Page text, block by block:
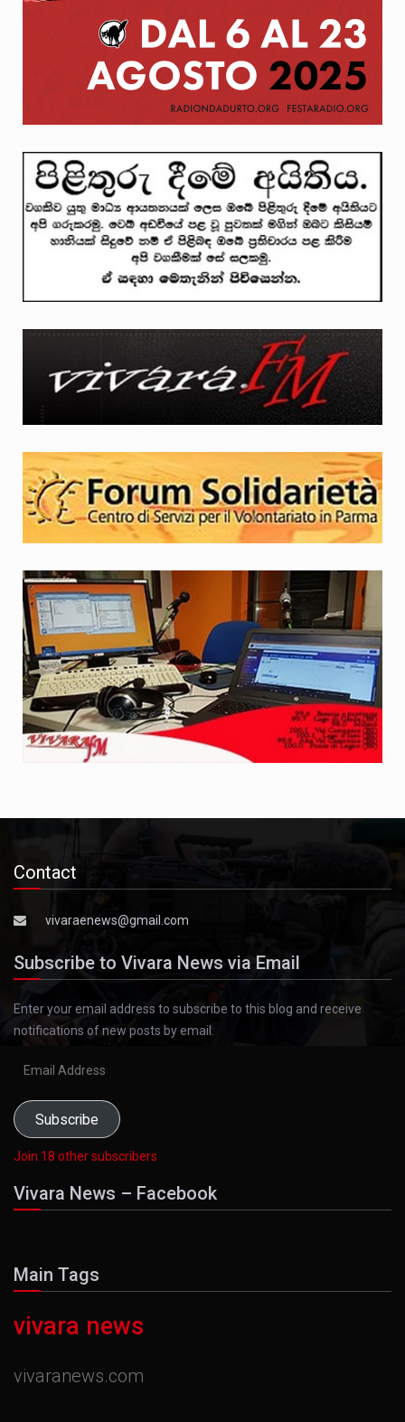
Contact
vivaraenews@gmail.com
Subscribe to Vivara News via Email
Enter your email address to subscribe to this blog and receive
notifications of new posts by email.
Subscribe
Join 18 other subscribers
Vivara News – Facebook
Main Tags
vivara news
vivaranews.com